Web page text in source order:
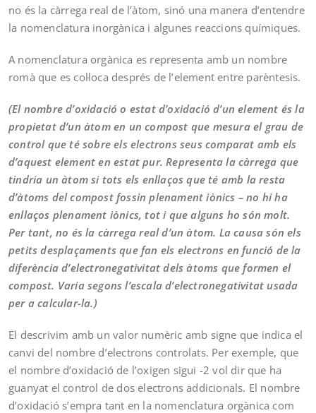
no és la càrrega real de l’àtom, sinó una manera d’entendre
la nomenclatura inorgànica i algunes reaccions químiques.
A nomenclatura orgànica es representa amb un nombre
romà que es col·loca després de l’element entre parèntesis.
(El nombre d’oxidació o estat d’oxidació d’un element és la
propietat d’un àtom en un compost que mesura el grau de
control que té sobre els electrons seus comparat amb els
d’aquest element en estat pur. Representa la càrrega que
tindria un àtom si tots els enllaços que té amb la resta
d’àtoms del compost fossin plenament iònics – no hi ha
enllaços plenament iònics, tot i que alguns ho són molt.
Per tant, no és la càrrega real d’un àtom. La causa són els
petits desplaçaments que fan els electrons en funció de la
diferència d’electronegativitat dels àtoms que formen el
compost. Varia segons l’escala d’electronegativitat usada
per a calcular-la.)
El descrivim amb un valor numèric amb signe que indica el
canvi del nombre d’electrons controlats. Per exemple, que
el nombre d’oxidació de l’oxigen sigui -2 vol dir que ha
guanyat el control de dos electrons addicionals. El nombre
d’oxidació s’empra tant en la nomenclatura orgànica com